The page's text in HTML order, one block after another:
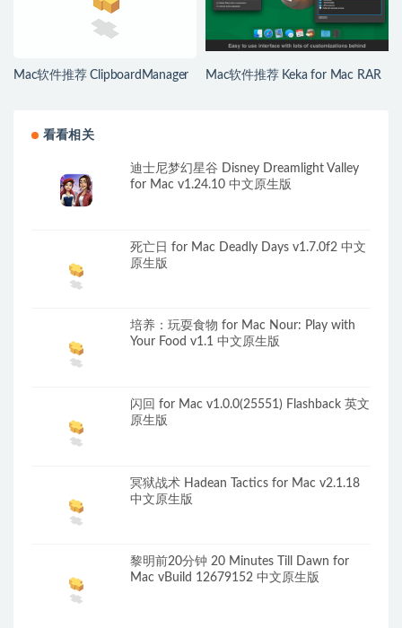
Mac软件推荐 ClipboardManager
Mac软件推荐 Keka for Mac RAR
看看相关
迪士尼梦幻星谷 Disney Dreamlight Valley
for Mac v1.24.10 中文原生版
死亡日 for Mac Deadly Days v1.7.0f2 中文
原生版
培养：玩耍食物 for Mac Nour: Play with
Your Food v1.1 中文原生版
闪回 for Mac v1.0.0(25551) Flashback 英文
原生版
冥狱战术 Hadean Tactics for Mac v2.1.18
中文原生版
黎明前20分钟 20 Minutes Till Dawn for
Mac vBuild 12679152 中文原生版